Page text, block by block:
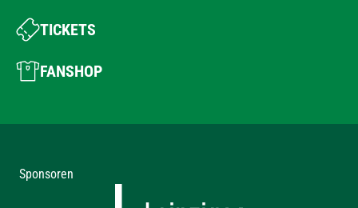
TICKETS
FANSHOP
Sponsoren